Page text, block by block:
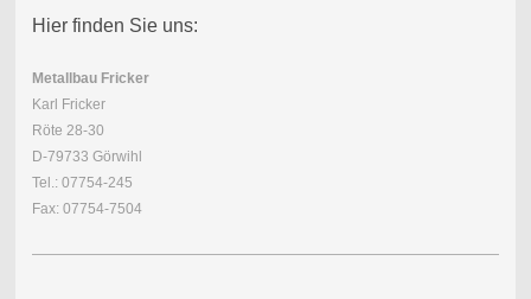
Hier finden Sie uns:
Metallbau Fricker
Karl Fricker
Röte 28-30
D-79733 Görwihl
Tel.: 07754-245
Fax: 07754-7504